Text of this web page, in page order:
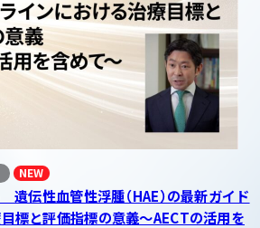
NEW
伝性血管性浮腫（HAE）の最新ガイド
標と評価指標の意義～AECTの活用を